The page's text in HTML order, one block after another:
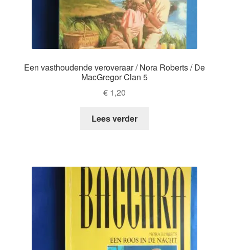
Een vasthoudende veroveraar / Nora Roberts / De
MacGregor Clan 5
€ 1,20
Lees verder